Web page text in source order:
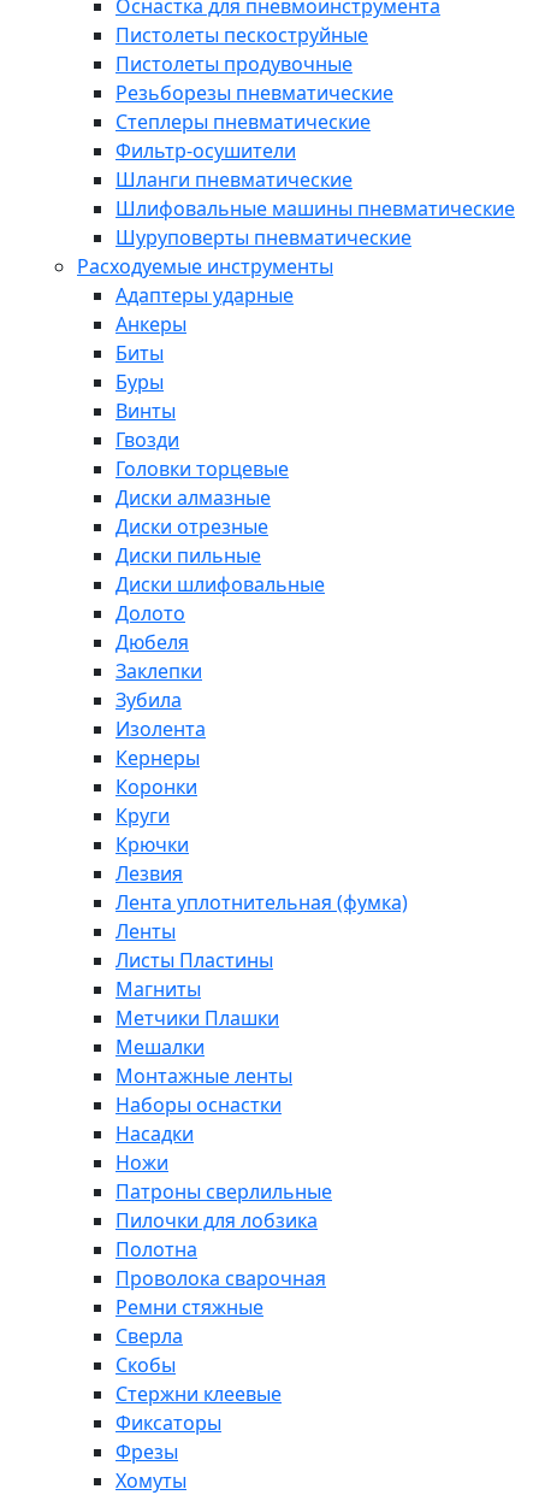
Оснастка для пневмоинструмента
Пистолеты пескоструйные
Пистолеты продувочные
Резьборезы пневматические
Степлеры пневматические
Фильтр-осушители
Шланги пневматические
Шлифовальные машины пневматические
Шуруповерты пневматические
Расходуемые инструменты
Адаптеры ударные
Анкеры
Биты
Буры
Винты
Гвозди
Головки торцевые
Диски алмазные
Диски отрезные
Диски пильные
Диски шлифовальные
Долото
Дюбеля
Заклепки
Зубила
Изолента
Кернеры
Коронки
Круги
Крючки
Лезвия
Лента уплотнительная (фумка)
Ленты
Листы Пластины
Магниты
Метчики Плашки
Мешалки
Монтажные ленты
Наборы оснастки
Насадки
Ножи
Патроны сверлильные
Пилочки для лобзика
Полотна
Проволока сварочная
Ремни стяжные
Сверла
Скобы
Стержни клеевые
Фиксаторы
Фрезы
Хомуты